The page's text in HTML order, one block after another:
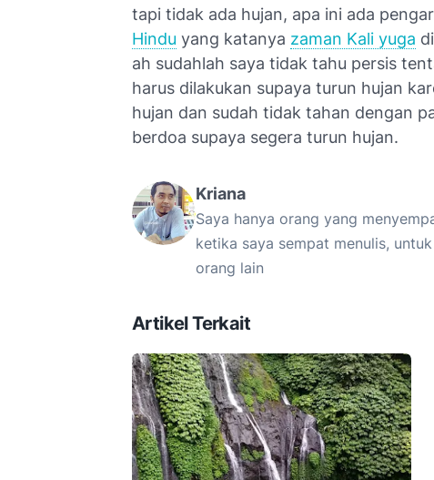
tapi tidak ada hujan, apa ini ada
Hindu yang katanya zaman Kali yuga
ah sudahlah saya tidak tahu persis
harus dilakukan supaya turun hujan
hujan dan sudah tidak tahan dengan
berdoa supaya segera turun hujan.
Kriana
Saya hanya orang yang
ketika saya sempat menulis,
orang lain
Artikel Terkait